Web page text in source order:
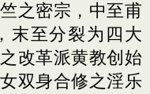
之密宗，中至甫
末至分裂为四大
改革派黄教创始
双身合修之淫乐